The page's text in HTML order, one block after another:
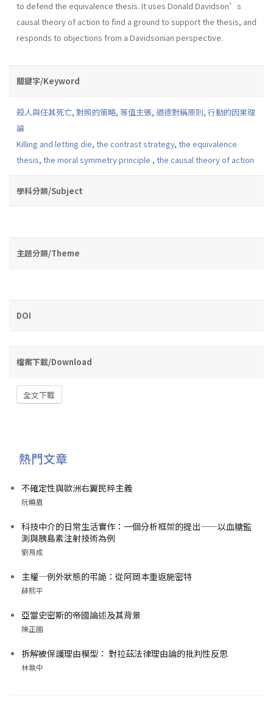
to defend the equivalence thesis. It uses Donald Davidson’s
causal theory of action to find a ground to support the thesis, and
responds to objections from a Davidsonian perspective.
關鍵字/Keyword
殺人與任其死亡, 對照的策略, 等值主張, 道德對稱原則, 行動的因果理
論
Killing and letting die, the contrast strategy, the equivalence
thesis, the moral symmetry principle , the causal theory of action
學科分類/Subject
主題分類/Theme
DOI
檔案下載/Download
全文下載
熱門文章
不確定性與歐洲右翼民粹主義
阮曉眉
科技中介的日常生活實作：一個分析框架的提出——以血糖監
測與胰島素注射技術為例
劉育成
主權—例外狀態的弔詭：從阿岡本重返施密特
薛熙平
亞當史密斯的帝國論述及其背景
陳正國
拆解被保護理由模型： 對拉茲法律理由論的批判性反思
林執中